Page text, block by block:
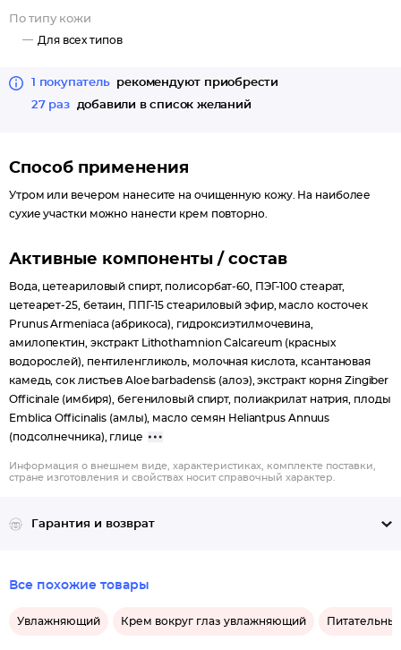
По типу кожи
Для всех типов
1 покупатель
рекомендуют приобрести
27 раз
добавили в список желаний
Способ применения
Утром или вечером нанесите на очищенную кожу. На наиболее
сухие участки можно нанести крем повторно.
Активные компоненты / состав
Вода, цетеариловый спирт, полисорбат-60, ПЭГ-100 стеарат,
цетеарет-25, бетаин, ППГ-15 стеариловый эфир, масло косточек
Prunus Armeniaca (абрикоса), гидроксиэтилмочевина,
амилопектин, экстракт Lithothamnion Calcareum (красных
водорослей), пентиленгликоль, молочная кислота, ксантановая
камедь, сок листьев Aloe barbadensis (алоэ), экстракт корня Zingiber
Officinale (имбиря), бегениловый спирт, полиакрилат натрия, плоды
Emblica Officinalis (амлы), масло семян Heliantрus Annuus
(подсолнечника), глице
Информация о внешнем виде, характеристиках, комплекте поставки,
стране изготовления и свойствах носит справочный характер.
Гарантия и возврат
Все похожие товары
Увлажняющий Крем вокруг глаз увлажняющий